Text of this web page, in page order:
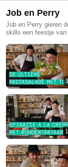
Job en Perry
Job en Perry gieren
skills een feestje
gaten!